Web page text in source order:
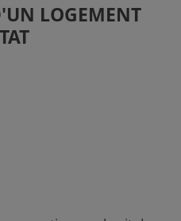
LOGEMENT